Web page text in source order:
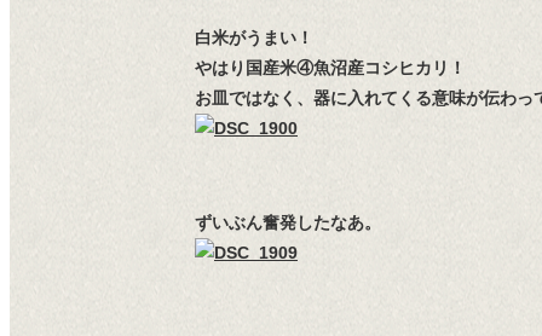
白米がうまい！
やはり国産米④魚沼産コシヒカリ！
お皿ではなく、器に入れてくる意味が伝わっ
ずいぶん奮発したなあ。